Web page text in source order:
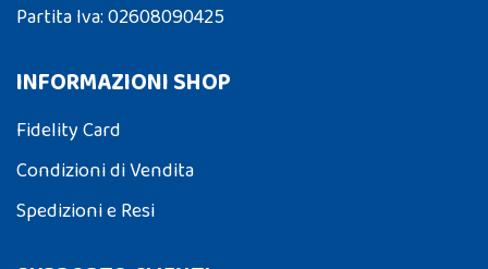
Partita Iva: 02608090425
INFORMAZIONI SHOP
Fidelity Card
Condizioni di Vendita
Spedizioni e Resi